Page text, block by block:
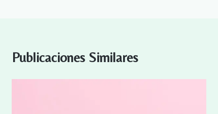
Publicaciones Similares